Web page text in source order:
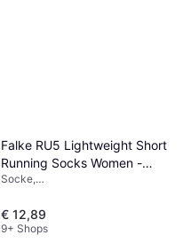
Falke RU5 Lightweight Short
Running Socks Women -
Black/Mix
Socke,
Material: Polypropylen, Polyamid,
Netzgewebe,
Elastan/Lycra/Spandex,
€ 12,89
9+ Shops